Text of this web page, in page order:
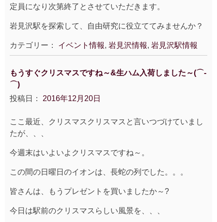
定員になり次第終了とさせていただきます。
岩見沢駅を探索して、自由研究に役立ててみませんか？
カテゴリー： イベント情報, 岩見沢情報, 岩見沢駅情報
もうすぐクリスマスですね～&生ハム入荷しました～(⌒‐
⌒)
投稿日： 2016年12月20日
ここ最近、クリスマスクリスマスと言いつづけていまし
たが、、、
今週末はいよいよクリスマスですね～。
この間の日曜日のイオンは、長蛇の列でした。。。
皆さんは、もうプレゼントを買いましたか～?
今日は駅前のクリスマスらしい風景を、、、